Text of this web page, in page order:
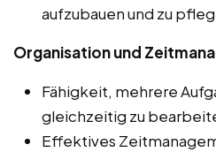
aufzubauen und zu
Organisation und
Fähigkeit, mehrere
gleichzeitig zu
Effektives